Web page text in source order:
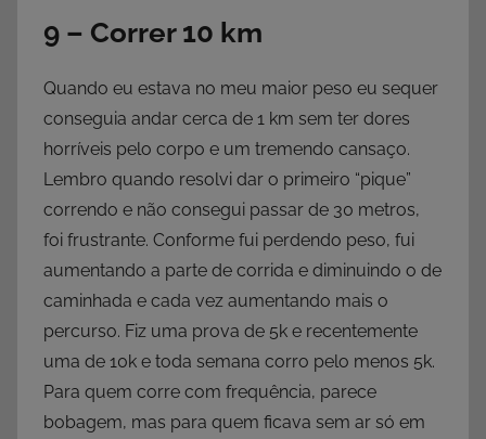
9 – Correr 10 km
Quando eu estava no meu maior peso eu sequer
conseguia andar cerca de 1 km sem ter dores
horríveis pelo corpo e um tremendo cansaço.
Lembro quando resolvi dar o primeiro “pique”
correndo e não consegui passar de 30 metros,
foi frustrante. Conforme fui perdendo peso, fui
aumentando a parte de corrida e diminuindo o de
caminhada e cada vez aumentando mais o
percurso. Fiz uma prova de 5k e recentemente
uma de 10k e toda semana corro pelo menos 5k.
Para quem corre com frequência, parece
bobagem, mas para quem ficava sem ar só em